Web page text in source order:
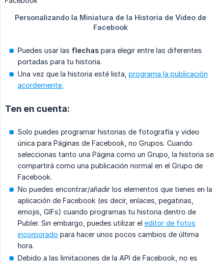
Puedes usar las flechas para elegir entre las diferentes
portadas para tu historia.
Una vez que la historia esté lista, programa la publicación
acordemente.
Ten en cuenta:
Solo puedes programar historias de fotografía y video
única para Páginas de Facebook, no Grupos. Cuando
seleccionas tanto una Página como un Grupo, la historia se
compartirá como una publicación normal en el Grupo de
Facebook.
No puedes encontrar/añadir los elementos que tienes en la
aplicación de Facebook (es decir, enlaces, pegatinas,
emojis, GIFs) cuando programas tu historia dentro de
Publer. Sin embargo, puedes utilizar el editor de fotos
incorporado para hacer unos pocos cambios de última
hora.
Debido a las limitaciones de la API de Facebook, no es